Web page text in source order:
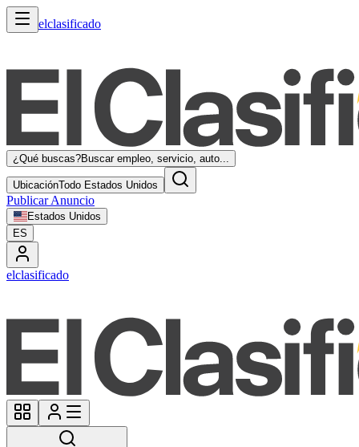
elclasificado
¿Qué buscas?Buscar empleo, servicio, auto...
UbicaciónTodo Estados Unidos
Publicar Anuncio
Estados Unidos
ES
elclasificado